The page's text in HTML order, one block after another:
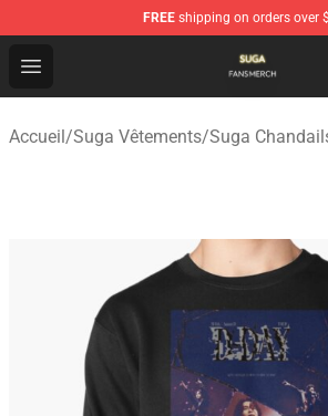
FREE shipping on orders over
Open menu
Suga Shop - Official Suga
Accueil/Suga Vêtements/Suga